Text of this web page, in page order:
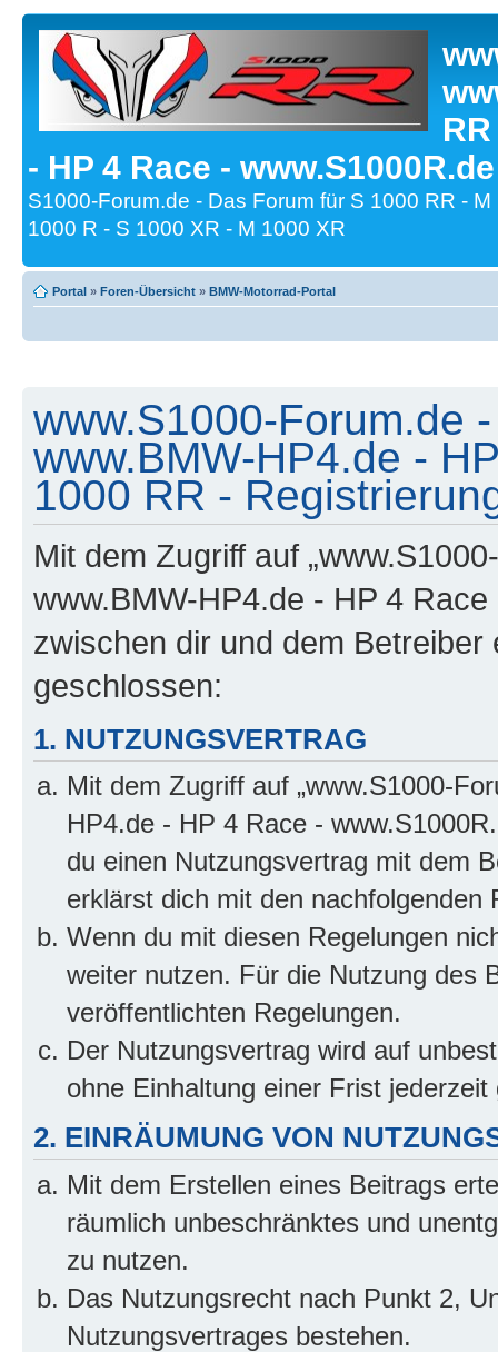
- HP 4 Race -
S1000-Forum.de - Das Forum für S 1000 RR -
1000 R - S 1000 XR - M 1000 XR
Portal » Foren-Übersicht » BMW-Motorrad-Portal
www.S1000-Forum.de
www.BMW-HP4.de -
1000 RR -
Mit dem Zugriff auf
www.BMW-HP4.de - HP 4
zwischen dir und dem
geschlossen:
1. NUTZUNGSVERTRAG
Mit dem Zugriff auf „www.S1000-
HP4.de - HP 4 Race -
du einen Nutzungsvertrag mit dem
erklärst dich mit den nachfolgenden
Wenn du mit diesen Regelungen
weiter nutzen. Für die Nutzung des
veröffentlichten Regelungen.
Der Nutzungsvertrag wird auf
ohne Einhaltung einer Frist
2. EINRÄUMUNG VON
Mit dem Erstellen eines Beitrags
räumlich unbeschränktes und
zu nutzen.
Das Nutzungsrecht nach Punkt 2,
Nutzungsvertrages bestehen.